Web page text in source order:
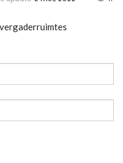
vergaderruimtes